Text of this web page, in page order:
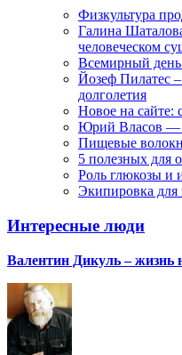
Физкультура
Галина
человеческом
Всемирный день
Йозеф Пилатес –
долголетия
Новое на сайте:
Юрий Власов —
Пищевые
5 полезных для
Роль глюкозы и
Экипировка для
Интересные люди
Валентин Дикуль – жизнь